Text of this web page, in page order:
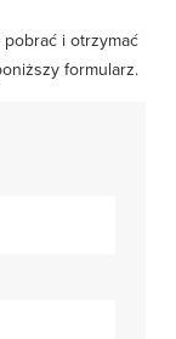
i otrzymać
formularz.